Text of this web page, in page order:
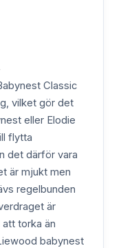
Classic
vilket gör det
eller Elodie
flytta
det därför vara
är mjukt men
regelbunden
är
torka än
babynest